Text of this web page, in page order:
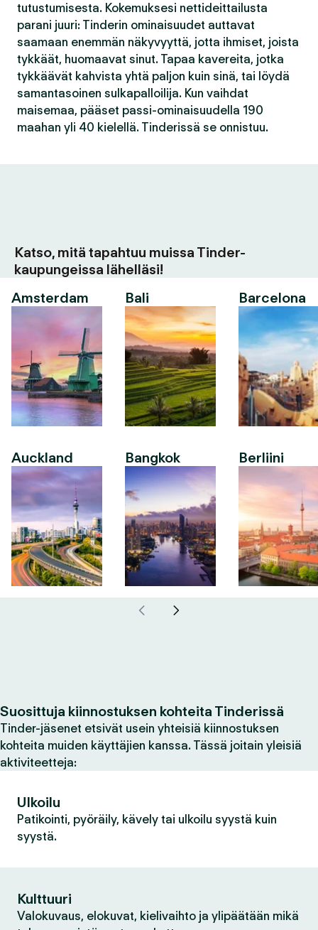
tutustumisesta. Kokemuksesi nettideittailusta
parani juuri: Tinderin ominaisuudet auttavat
saamaan enemmän näkyvyyttä, jotta ihmiset, joista
tykkäät, huomaavat sinut. Tapaa kavereita, jotka
tykkäävät kahvista yhtä paljon kuin sinä, tai löydä
samantasoinen sulkapalloilija. Kun vaihdat
maisemaa, pääset passi-ominaisuudella 190
maahan yli 40 kielellä. Tinderissä se onnistuu.
Katso, mitä tapahtuu muissa Tinder-
kaupungeissa lähelläsi!
Amsterdam
Auckland
Bali
Bangkok
Barcelona
Berliini
Suosittuja kiinnostuksen kohteita Tinderissä
Tinder-jäsenet etsivät usein yhteisiä kiinnostuksen
kohteita muiden käyttäjien kanssa. Tässä joitain yleisiä
aktiviteetteja:
Ulkoilu
Patikointi, pyöräily, kävely tai ulkoilu syystä kuin
syystä.
Kulttuuri
Valokuvaus, elokuvat, kielivaihto ja ylipäätään mikä